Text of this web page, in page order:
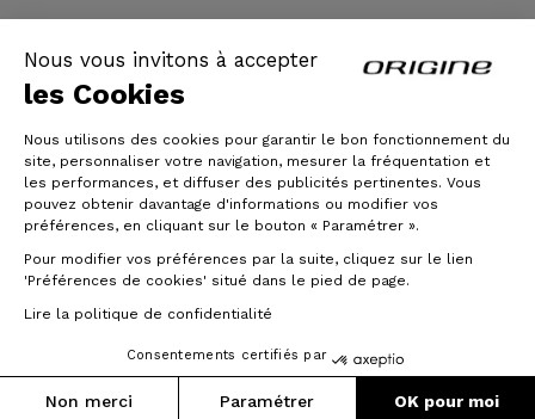
Nous vous invitons à accepter
les Cookies
Nous utilisons des cookies pour garantir le bon fonctionnement du
site, personnaliser votre navigation, mesurer la fréquentation et
les performances, et diffuser des publicités pertinentes. Vous
pouvez obtenir davantage d'informations ou modifier vos
préférences, en cliquant sur le bouton « Paramétrer ».
Pour modifier vos préférences par la suite, cliquez sur le lien
'Préférences de cookies' situé dans le pied de page.
Lire la politique de confidentialité
Consentements certifiés par
Non merci Paramétrer OK pour moi
© Origine Cycles